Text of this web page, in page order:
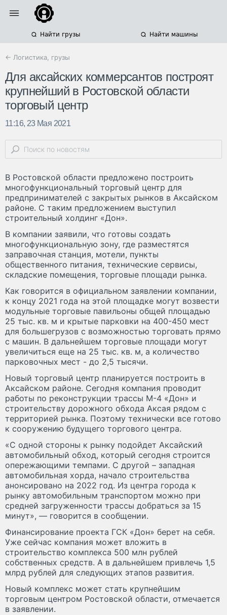
Найти грузы Найти машины
← Логистика, грузы
Для аксайских коммерсантов построят
крупнейший в Ростовской области
торговый центр
11:16, 23 Мая 2021
В Ростовской области предложено построить
многофункциональный торговый центр для
предпринимателей с закрытых рынков в Аксайском
районе. С таким предложением выступил
строительный холдинг «Дон».
В компании заявили, что готовы создать
многофункциональную зону, где разместятся
заправочная станция, мотели, пункты
общественного питания, технические сервисы,
складские помещения, торговые площади рынка.
Как говорится в официальном заявлении компании,
к концу 2021 года на этой площадке могут возвести
модульные торговые павильоны общей площадью
25 тыс. кв. м и крытые парковки на 400-450 мест
для большегрузов с возможностью торговать прямо
с машин. В дальнейшем торговые площади могут
увеличиться еще на 25 тыс. кв. м, а количество
парковочных мест - до 2,5 тысячи.
Новый торговый центр планируется построить в
Аксайском районе. Сегодня компания проводит
работы по реконструкции трассы М-4 «Дон» и
строительству дорожного обхода Аксая рядом с
территорией рынка. Поэтому технически все готово
к сооружению будущего торгового центра.
«С одной стороны к рынку подойдет Аксайский
автомобильный обход, который сегодня строится
опережающими темпами. С другой – западная
автомобильная хорда, начало строительства
анонсировано на 2022 год. Из центра города к
рынку автомобильным транспортом можно при
средней загруженности трассы добраться за 15
минут», — говорится в сообщении.
Финансирование проекта ГСК «Дон» берет на себя.
Уже сейчас компания может вложить в
строительство комплекса 500 млн рублей
собственных средств. А в дальнейшем привлечь 1,5
млрд рублей для следующих этапов развития.
Новый комплекс может стать крупнейшим
торговым центром Ростовской области, отмечается
в заявлении.